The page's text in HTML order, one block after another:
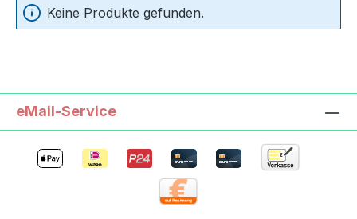
Keine Produkte gefunden.
eMail-Service